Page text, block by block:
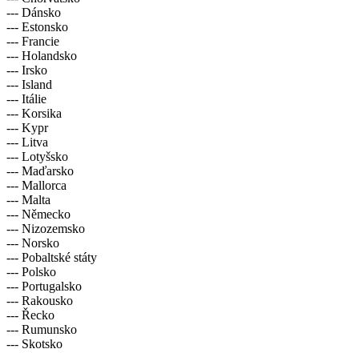
--- Dánsko
--- Estonsko
--- Francie
--- Holandsko
--- Irsko
--- Island
--- Itálie
--- Korsika
--- Kypr
--- Litva
--- Lotyšsko
--- Maďarsko
--- Mallorca
--- Malta
--- Německo
--- Nizozemsko
--- Norsko
--- Pobaltské státy
--- Polsko
--- Portugalsko
--- Rakousko
--- Řecko
--- Rumunsko
--- Skotsko